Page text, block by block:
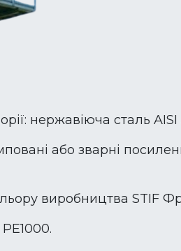
нержавіюча сталь AISI
або зварні
виробництва STIF